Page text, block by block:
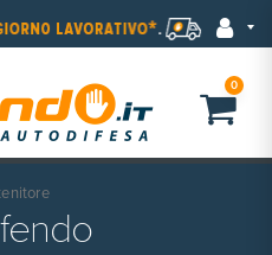
0